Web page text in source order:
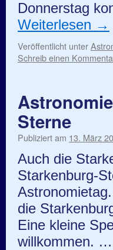
Donnerstag
Weiterlesen →
Veröffentlicht unter
Schreib einen
Sterne
Publiziert am 13. März
Auch die
Starkenburg-
die
Eine kleine
willkommen. …